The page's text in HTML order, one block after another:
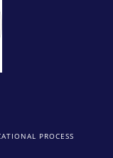
PROCESS